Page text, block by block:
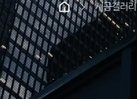
chevron_right 시공갤러리